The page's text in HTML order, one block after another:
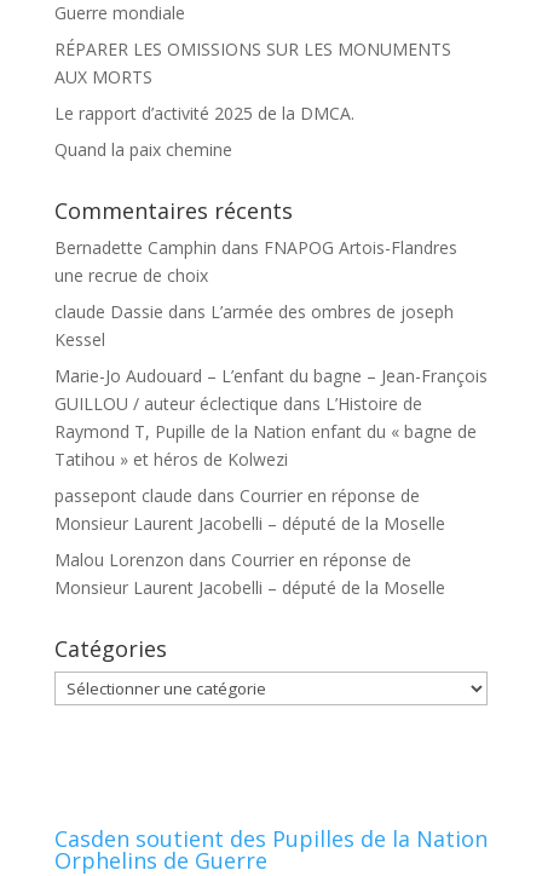
Guerre mondiale
RÉPARER LES OMISSIONS SUR LES MONUMENTS
AUX MORTS
Le rapport d’activité 2025 de la DMCA.
Quand la paix chemine
Commentaires récents
Bernadette Camphin dans FNAPOG Artois-Flandres
une recrue de choix
claude Dassie dans L’armée des ombres de joseph
Kessel
Marie-Jo Audouard – L’enfant du bagne – Jean-François
GUILLOU / auteur éclectique dans L’Histoire de
Raymond T, Pupille de la Nation enfant du « bagne de
Tatihou » et héros de Kolwezi
passepont claude dans Courrier en réponse de
Monsieur Laurent Jacobelli – député de la Moselle
Malou Lorenzon dans Courrier en réponse de
Monsieur Laurent Jacobelli – député de la Moselle
Catégories
Catégories
Casden soutient des Pupilles de la Nation
Orphelins de Guerre